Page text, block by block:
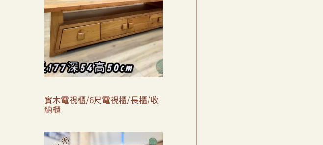
實木電視櫃/6尺電視櫃/長櫃/收
納櫃